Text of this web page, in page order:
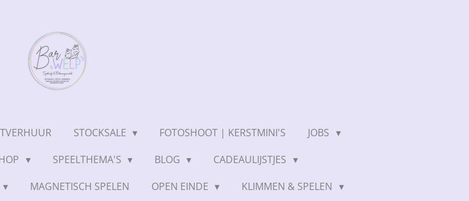
STOCKSALE FOTOSHOOT | KERSTMINI'S
JOBS
SPEELTHEMA'S BLOG
CADEAULIJSTJES
MAGNETISCH SPELEN OPEN EINDE
KLIMMEN & SPELEN